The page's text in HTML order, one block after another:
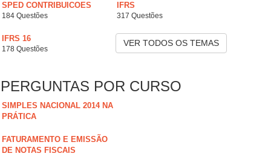
SPED CONTRIBUICOES
184 Questões
IFRS
317 Questões
IFRS 16
178 Questões
VER TODOS OS TEMAS
PERGUNTAS POR CURSO
SIMPLES NACIONAL 2014 NA
PRÁTICA
FATURAMENTO E EMISSÃO
DE NOTAS FISCAIS